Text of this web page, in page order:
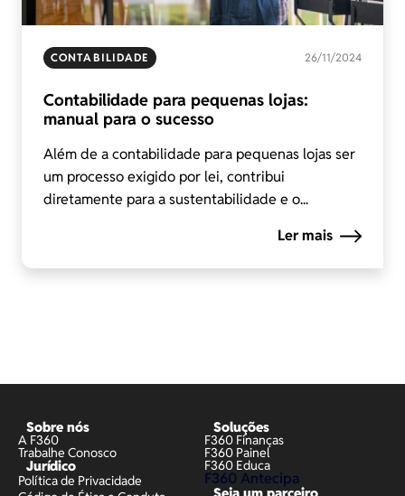
CONTABILIDADE 26/11/2024
Contabilidade para pequenas lojas:
manual para o sucesso
Além de a contabilidade para pequenas lojas ser
um processo exigido por lei, contribui
diretamente para a sustentabilidade e o...
Ler mais
Sobre nós
A F360
Trabalhe Conosco
Jurídico
Política de Privacidade
Soluções
F360 Finanças
F360 Painel
F360 Educa
F360 Antecipa
Seja um parceiro